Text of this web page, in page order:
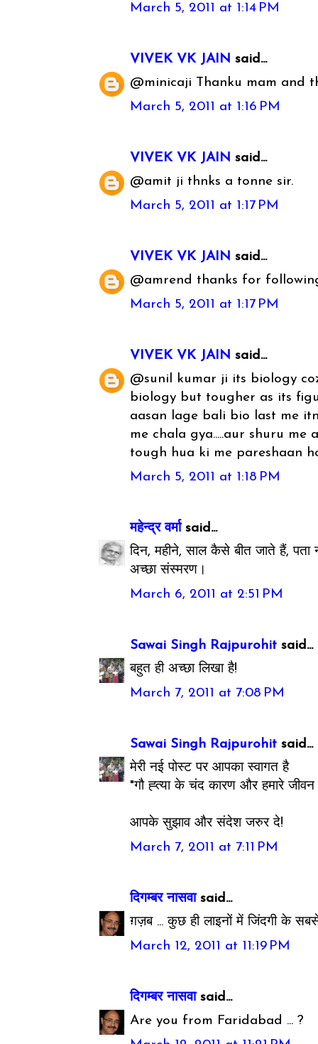
March 5, 2011 at 1:14 PM
VIVEK VK JAIN said...
@minicaji Thanku mam and
March 5, 2011 at 1:16 PM
VIVEK VK JAIN said...
@amit ji thnks a tonne sir.
March 5, 2011 at 1:17 PM
VIVEK VK JAIN said...
@amrend thanks for
March 5, 2011 at 1:17 PM
VIVEK VK JAIN said...
@sunil kumar ji its biology
biology but tougher as its
aasan lage bali bio last me
me chala gya.....aur shuru
tough hua ki me pareshaan
March 5, 2011 at 1:18 PM
महेन्‍द्र वर्माsaid...
दिन, महीने, साल कैसे बीत जाते हैं, पता
अच्छा संस्मरण।
March 6, 2011 at 2:51 PM
Sawai Singh Rajpurohit said...
बहुत ही अच्छा लिखा है!
March 7, 2011 at 7:08 PM
Sawai Singh Rajpurohit said...
मेरी नई पोस्ट पर आपका स्वागत है
"गौ ह्त्या के चंद कारण और हमारे जीवन
आपके सुझाव और संदेश जरुर दे!
March 7, 2011 at 7:11 PM
दिगम्बर नासवाsaid...
ग़ज़ब ... कुछ ही लाइनों में जिंदगी के
March 12, 2011 at 11:19 PM
दिगम्बर नासवाsaid...
Are you from Faridabad ... ?